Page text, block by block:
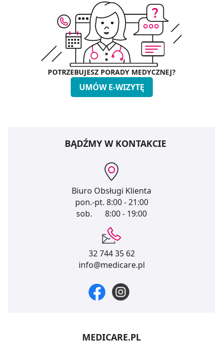
POTRZEBUJESZ PORADY MEDYCZNEJ?
UMÓW E-WIZYTĘ
BĄDŹMY W KONTAKCIE
Biuro Obsługi Klienta
pon.-pt. 8:00 - 21:00
sob.
8:00 - 19:00
32 744 35 62
info@medicare.pl
MEDICARE.PL